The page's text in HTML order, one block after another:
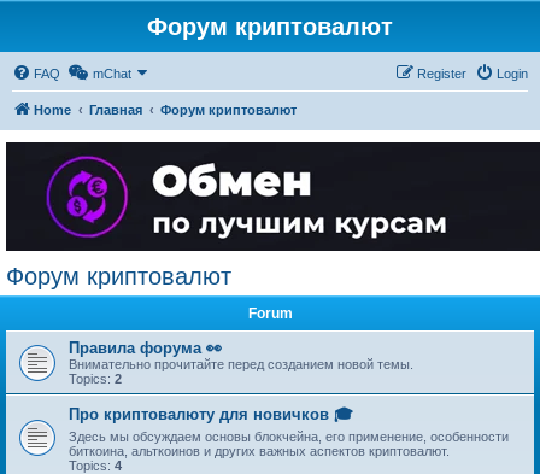
Форум криптовалют
FAQ mChat Login
Register
Home Главная Форум криптовалют
Форум криптовалют
Forum
Правила форума 👀
Внимательно прочитайте перед созданием новой темы.
Topics: 2
Про криптовалюту для новичков 🎓
Здесь мы обсуждаем основы блокчейна, его применение, особенности
биткоина, альткоинов и других важных аспектов криптовалют.
Topics: 4